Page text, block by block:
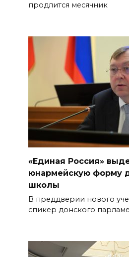
продлится месячник
«Единая Россия»
юнармейскую форму
школы
В преддверии нового
спикер донского